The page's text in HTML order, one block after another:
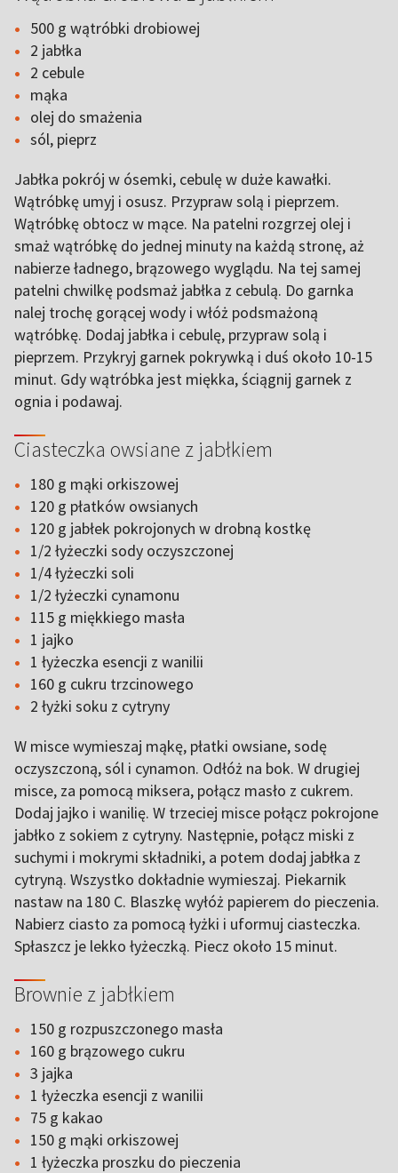
500 g wątróbki drobiowej
2 jabłka
2 cebule
mąka
olej do smażenia
sól, pieprz
Jabłka pokrój w ósemki, cebulę w duże kawałki.
Wątróbkę umyj i osusz. Przypraw solą i pieprzem.
Wątróbkę obtocz w mące. Na patelni rozgrzej olej i
smaż wątróbkę do jednej minuty na każdą stronę, aż
nabierze ładnego, brązowego wyglądu. Na tej samej
patelni chwilkę podsmaż jabłka z cebulą. Do garnka
nalej trochę gorącej wody i włóż podsmażoną
wątróbkę. Dodaj jabłka i cebulę, przypraw solą i
pieprzem. Przykryj garnek pokrywką i duś około 10-15
minut. Gdy wątróbka jest miękka, ściągnij garnek z
ognia i podawaj.
Ciasteczka owsiane z jabłkiem
180 g mąki orkiszowej
120 g płatków owsianych
120 g jabłek pokrojonych w drobną kostkę
1/2 łyżeczki sody oczyszczonej
1/4 łyżeczki soli
1/2 łyżeczki cynamonu
115 g miękkiego masła
1 jajko
1 łyżeczka esencji z wanilii
160 g cukru trzcinowego
2 łyżki soku z cytryny
W misce wymieszaj mąkę, płatki owsiane, sodę
oczyszczoną, sól i cynamon. Odłóż na bok. W drugiej
misce, za pomocą miksera, połącz masło z cukrem.
Dodaj jajko i wanilię. W trzeciej misce połącz pokrojone
jabłko z sokiem z cytryny. Następnie, połącz miski z
suchymi i mokrymi składniki, a potem dodaj jabłka z
cytryną. Wszystko dokładnie wymieszaj. Piekarnik
nastaw na 180 C. Blaszkę wyłóż papierem do pieczenia.
Nabierz ciasto za pomocą łyżki i uformuj ciasteczka.
Spłaszcz je lekko łyżeczką. Piecz około 15 minut.
Brownie z jabłkiem
150 g rozpuszczonego masła
160 g brązowego cukru
3 jajka
1 łyżeczka esencji z wanilii
75 g kakao
150 g mąki orkiszowej
1 łyżeczka proszku do pieczenia